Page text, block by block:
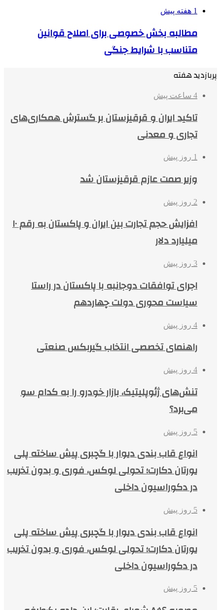
1 هفته پیش
مطالبه بخش خصوصی برای اصلاح قوانین
متناسب با شرایط جنگی
پربازدید هفته
4 ساعت پیش
تاکید ایران و قرقیزستان بر گسترش همکاری‌های
تجاری و معدنی
1 روز پیش
وزیر صمت عازم قرقیزستان شد
2 روز پیش
افزایش حجم تجارت بین ایران و پاکستان به رقم ۱۰
میلیارد دلار
3 روز پیش
اجرای توافقات دوجانبه با پاکستان در راستا
سیاست محوری دولت چهاردهم
4 روز پیش
راهنمای تخصصی انتخاب گیربکس صنعتی
4 روز پیش
تنش‌های ژئوپلیتیک، بازار خودرو را به کدام سو
می‌برد؟
5 روز پیش
انواع قاب بندی دیوار با گچبری پیش ساخته پلی
یورتان دکارت؛ تحولی لوکس، فوری و بدون تخریب
در دکوراسیون داخلی
5 روز پیش
انواع قاب بندی دیوار با گچبری پیش ساخته پلی
یورتان دکارت؛ تحولی لوکس، فوری و بدون تخریب
در دکوراسیون داخلی
5 روز پیش